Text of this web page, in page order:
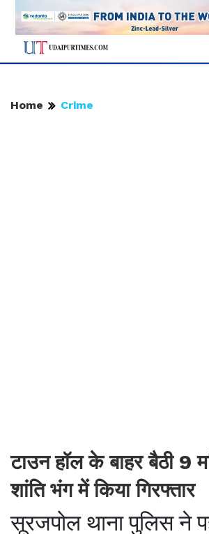
Home Crime
टाउन हॉल के बाहर बैठी 9
शांति भंग में किया गिरफ्तार
सूरजपोल थाना पुलिस ने